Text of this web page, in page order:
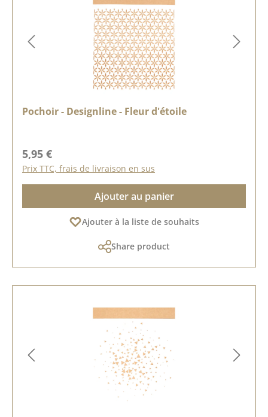
Pochoir - Designline - Fleur d'étoile
Prix régulier :
5,95 €
Prix TTC, frais de livraison en sus
Ajouter au panier
Ajouter à la liste de souhaits
Share product